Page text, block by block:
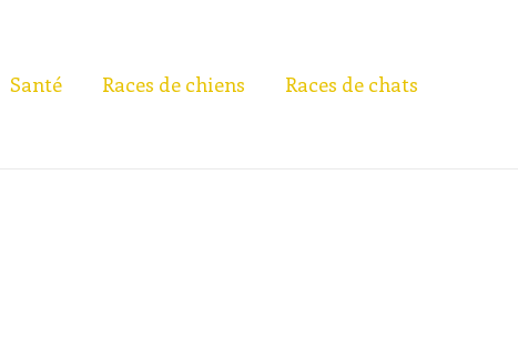
Santé Races de chiens Races de chats